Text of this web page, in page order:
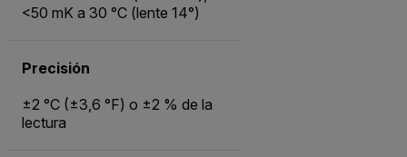
<50 mK a 30 °C (lente 14°)
Precisión
±2 °C (±3,6 °F) o ±2 % de la
lectura